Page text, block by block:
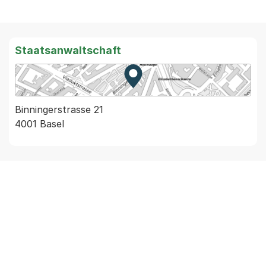
Staatsanwaltschaft
Zur Karte von MapBS.
Externer Link, wird in einem
Binningerstrasse 21
4001 Basel